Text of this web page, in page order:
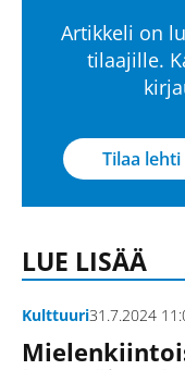
Artikkeli on
tilaajille.
Tilaa lehti
LUE LISÄÄ
Kulttuuri31.7.2024